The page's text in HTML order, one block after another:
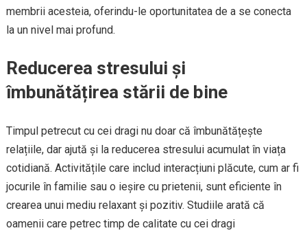
membrii acesteia, oferindu-le oportunitatea de a se conecta
la un nivel mai profund.
Reducerea stresului și
îmbunătățirea stării de bine
Timpul petrecut cu cei dragi nu doar că îmbunătățește
relațiile, dar ajută și la reducerea stresului acumulat în viața
cotidiană. Activitățile care includ interacțiuni plăcute, cum ar fi
jocurile în familie sau o ieșire cu prietenii, sunt eficiente în
crearea unui mediu relaxant și pozitiv. Studiile arată că
oamenii care petrec timp de calitate cu cei dragi